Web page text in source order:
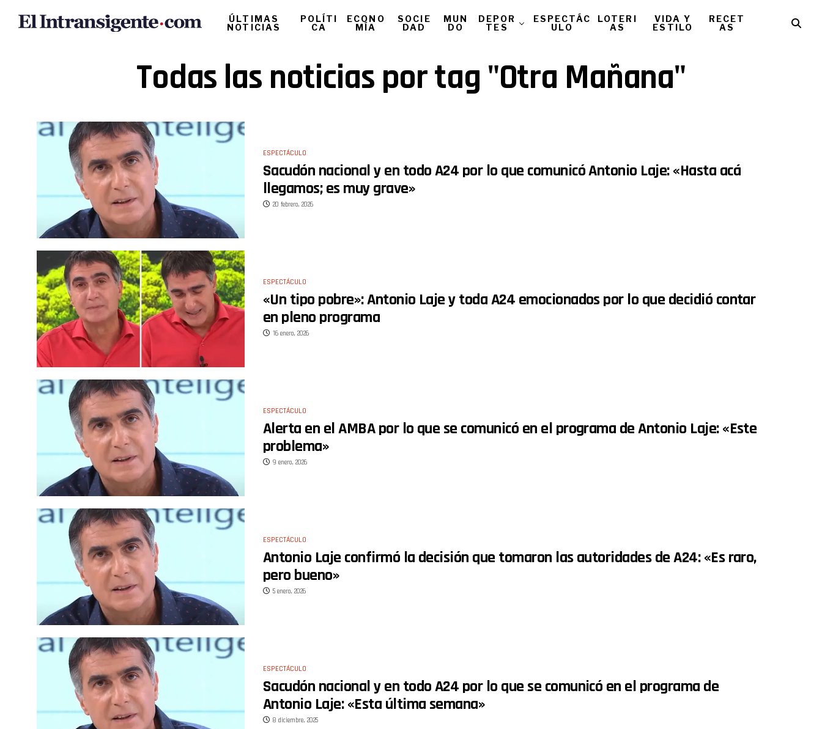
ÚLTIMAS
NOTICIAS
POLÍTI
CA
ECONO
MÍA
SOCIE
DAD
MUN
DO
DEPOR
TES
ESPECTÁC
ULO
LOTERI
AS
VIDA Y
ESTILO
RECET
AS
Todas las noticias por tag "Otra Mañana"
ESPECTÁCULO
Sacudón nacional y en todo A24 por lo que comunicó Antonio Laje: «Hasta acá
llegamos; es muy grave»
20 febrero, 2026
ESPECTÁCULO
«Un tipo pobre»: Antonio Laje y toda A24 emocionados por lo que decidió contar
en pleno programa
16 enero, 2026
ESPECTÁCULO
Alerta en el AMBA por lo que se comunicó en el programa de Antonio Laje: «Este
problema»
9 enero, 2026
ESPECTÁCULO
Antonio Laje confirmó la decisión que tomaron las autoridades de A24: «Es raro,
pero bueno»
5 enero, 2026
ESPECTÁCULO
Sacudón nacional y en todo A24 por lo que se comunicó en el programa de
Antonio Laje: «Esta última semana»
8 diciembre, 2025